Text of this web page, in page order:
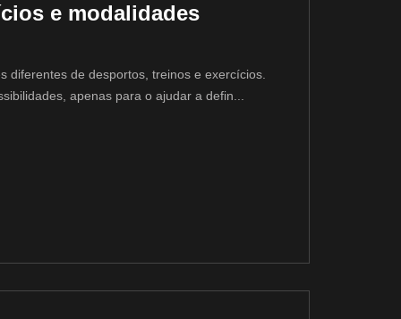
e modalidades
diferentes de desportos, treinos e exercícios.
apenas para o ajudar a defin...